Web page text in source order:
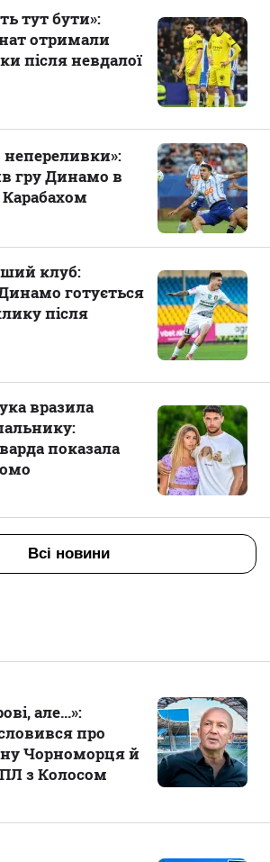
тут бути»:
отримали
після невдалої
гру Динамо в
Карабахом
клуб:
готується
після
вразила
показала
Всі новини
але...»:
про
Чорноморця й
з Колосом